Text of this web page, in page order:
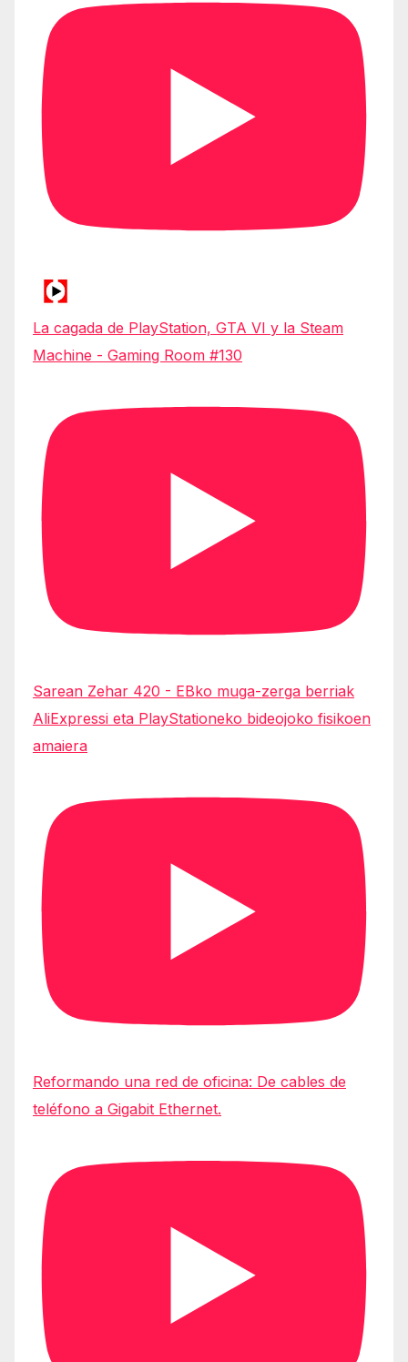
La cagada de PlayStation, GTA VI y la Steam
Machine - Gaming Room #130
Sarean Zehar 420 - EBko muga-zerga berriak
AliExpressi eta PlayStationeko bideojoko fisikoen
amaiera
Reformando una red de oficina: De cables de
teléfono a Gigabit Ethernet.